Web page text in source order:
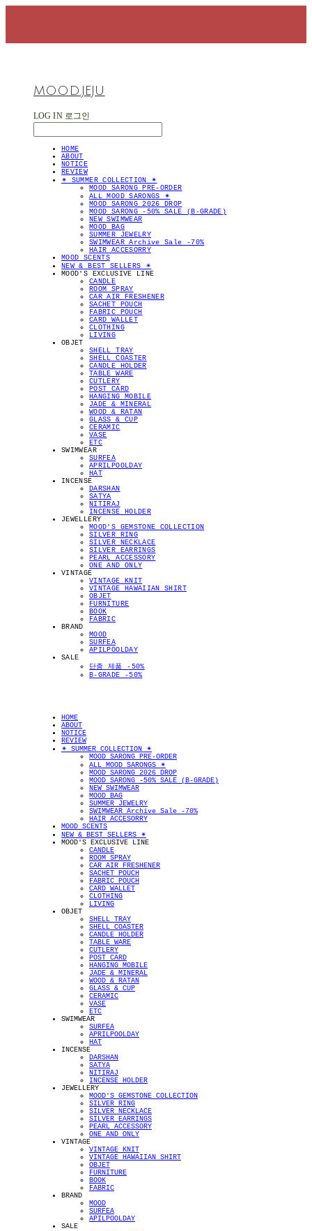
MOOD.JEJU
LOG IN 로그인
HOME
ABOUT
NOTICE
REVIEW
✴︎ SUMMER COLLECTION ✴︎
MOOD SARONG PRE-ORDER
ALL MOOD SARONGS ✴︎
MOOD SARONG 2026 DROP
MOOD SARONG -50% SALE (B-GRADE)
NEW SWIMWEAR
MOOD BAG
SUMMER JEWELRY
SWIMWEAR Archive Sale -70%
HAIR ACCESORRY
MOOD SCENTS
NEW & BEST SELLERS ✴︎
MOOD'S EXCLUSIVE LINE
CANDLE
ROOM SPRAY
CAR AIR FRESHENER
SACHET POUCH
FABRIC POUCH
CARD WALLET
CLOTHING
LIVING
OBJET
SHELL TRAY
SHELL COASTER
CANDLE HOLDER
TABLE WARE
CUTLERY
POST CARD
HANGING MOBILE
JADE & MINERAL
WOOD & RATAN
GLASS & CUP
CERAMIC
VASE
ETC
SWIMWEAR
SURFEA
APRILPOOLDAY
HAT
INCENSE
DARSHAN
SATYA
NITIRAJ
INCENSE HOLDER
JEWELLERY
MOOD'S GEMSTONE COLLECTION
SILVER RING
SILVER NECKLACE
SILVER EARRINGS
PEARL ACCESSORY
ONE AND ONLY
VINTAGE
VINTAGE KNIT
VINTAGE HAWAIIAN SHIRT
OBJET
FURNITURE
BOOK
FABRIC
BRAND
MOOD
SURFEA
APILPOOLDAY
SALE
단종 제품 -50%
B-GRADE -50%
HOME
ABOUT
NOTICE
REVIEW
✴︎ SUMMER COLLECTION ✴︎
MOOD SARONG PRE-ORDER
ALL MOOD SARONGS ✴︎
MOOD SARONG 2026 DROP
MOOD SARONG -50% SALE (B-GRADE)
NEW SWIMWEAR
MOOD BAG
SUMMER JEWELRY
SWIMWEAR Archive Sale -70%
HAIR ACCESORRY
MOOD SCENTS
NEW & BEST SELLERS ✴︎
MOOD'S EXCLUSIVE LINE
CANDLE
ROOM SPRAY
CAR AIR FRESHENER
SACHET POUCH
FABRIC POUCH
CARD WALLET
CLOTHING
LIVING
OBJET
SHELL TRAY
SHELL COASTER
CANDLE HOLDER
TABLE WARE
CUTLERY
POST CARD
HANGING MOBILE
JADE & MINERAL
WOOD & RATAN
GLASS & CUP
CERAMIC
VASE
ETC
SWIMWEAR
SURFEA
APRILPOOLDAY
HAT
INCENSE
DARSHAN
SATYA
NITIRAJ
INCENSE HOLDER
JEWELLERY
MOOD'S GEMSTONE COLLECTION
SILVER RING
SILVER NECKLACE
SILVER EARRINGS
PEARL ACCESSORY
ONE AND ONLY
VINTAGE
VINTAGE KNIT
VINTAGE HAWAIIAN SHIRT
OBJET
FURNITURE
BOOK
FABRIC
BRAND
MOOD
SURFEA
APILPOOLDAY
SALE